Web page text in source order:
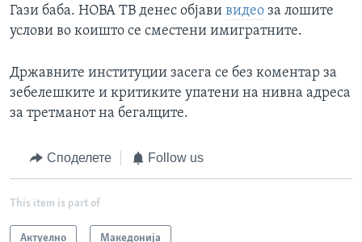
Гази баба. НОВА ТВ денес објави видео за лошите
услови во коишто се сместени имигратните.
Државните институции засега се без коментар за
зебелешките и критиките упатени на нивна адреса
за третманот на бегалците.
Споделете Follow us
This item is part of
Актуелно Македонија